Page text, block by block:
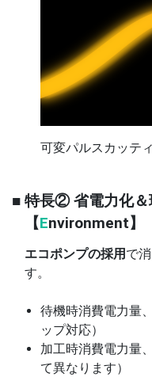
可変パルスカッテ
■ 特長② 省電力化＆
【Environment】
エコポンプの採用 で
す。
待機時消費電力量
ップ対応）
加工時消費電力量
て異なります）